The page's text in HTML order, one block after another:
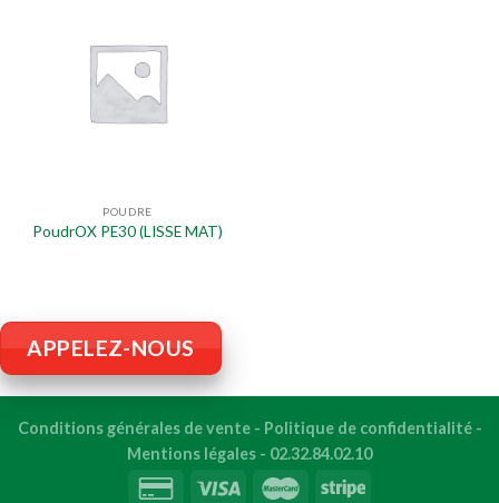
POUDRE
PoudrOX PE30 (LISSE MAT)
APPELEZ-NOUS
Conditions générales de vente- Politique de confidentialité-
Mentions légales - 02.32.84.02.10